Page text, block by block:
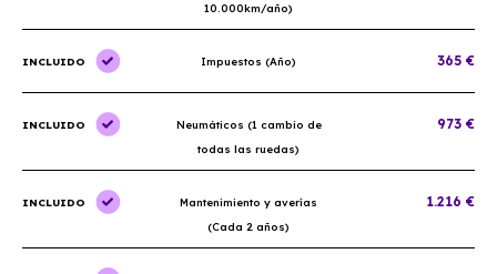
10.000km/año)
INCLUIDO Impuestos (Año) 365 €
INCLUIDO
Neumáticos (1 cambio de
todas las ruedas)
973 €
INCLUIDO
Mantenimiento y averías
(Cada 2 años)
1.216 €